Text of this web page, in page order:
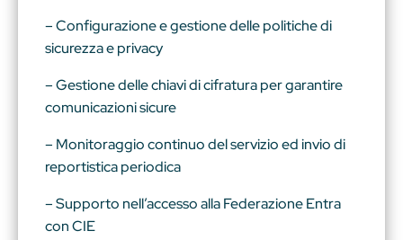
– Configurazione e gestione delle politiche di
sicurezza e privacy
– Gestione delle chiavi di cifratura per garantire
comunicazioni sicure
– Monitoraggio continuo del servizio ed invio di
reportistica periodica
– Supporto nell’accesso alla Federazione Entra
con CIE